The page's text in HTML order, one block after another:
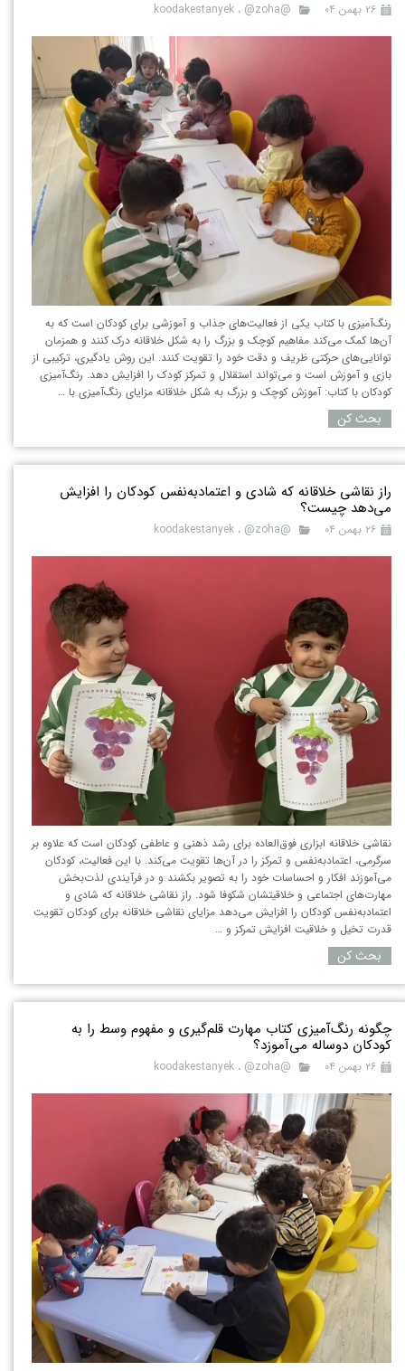
۲۶ بهمن ۰۴ @koodakestanyek ، @zoha
رنگ‌آمیزی با کتاب یکی از فعالیت‌های جذاب و آموزشی برای کودکان است که به
آن‌ها کمک می‌کند مفاهیم کوچک و بزرگ را به شکل خلاقانه درک کنند و همزمان
توانایی‌های حرکتی ظریف و دقت خود را تقویت کنند. این روش یادگیری، ترکیبی از
بازی و آموزش است و می‌تواند استقلال و تمرکز کودک را افزایش دهد. رنگ‌آمیزی
کودکان با کتاب: آموزش کوچک و بزرگ به شکل خلاقانه مزایای رنگ‌آمیزی با …
بحث کن
راز نقاشی خلاقانه که شادی و اعتمادبه‌نفس کودکان را افزایش
می‌دهد چیست؟
۲۶ بهمن ۰۴ @koodakestanyek ، @zoha
نقاشی خلاقانه ابزاری فوق‌العاده برای رشد ذهنی و عاطفی کودکان است که علاوه بر
سرگرمی، اعتمادبه‌نفس و تمرکز را در آن‌ها تقویت می‌کند. با این فعالیت، کودکان
می‌آموزند افکار و احساسات خود را به تصویر بکشند و در فرآیندی لذت‌بخش
مهارت‌های اجتماعی و خلاقیتشان شکوفا شود. راز نقاشی خلاقانه که شادی و
اعتمادبه‌نفس کودکان را افزایش می‌دهد مزایای نقاشی خلاقانه برای کودکان تقویت
قدرت تخیل و خلاقیت افزایش تمرکز و …
بحث کن
چگونه رنگ‌آمیزی کتاب مهارت قلم‌گیری و مفهوم وسط را به
کودکان دوساله می‌آموزد؟
۲۶ بهمن ۰۴ @koodakestanyek ، @zoha